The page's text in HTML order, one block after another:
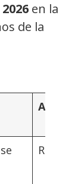
en la
de la
Rector